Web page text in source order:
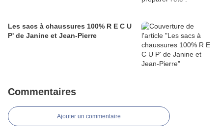
Les sacs à chaussures 100% R E C U
P' de Janine et Jean-Pierre
Commentaires
Ajouter un commentaire